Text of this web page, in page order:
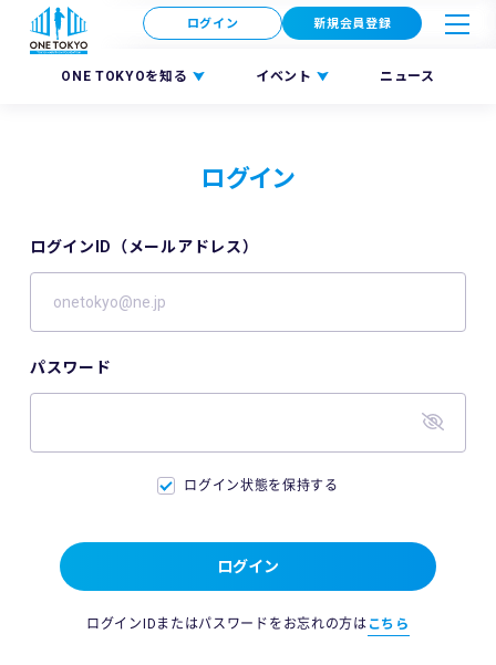
ONE TOKYOを知る イベント ニュース
ログイン 新規会員登録
ログイン
ログインID（メールアドレス）
パスワード
ログイン状態を保持する
ログイン
ログインIDまたはパスワードをお忘れの方は こちら